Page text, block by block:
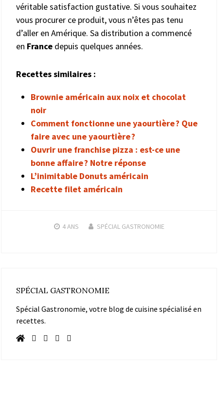
véritable satisfaction gustative. Si vous souhaitez
vous procurer ce produit, vous n’êtes pas tenu
d’aller en Amérique. Sa distribution a commencé
en France depuis quelques années.
Recettes similaires :
Brownie américain aux noix et chocolat
noir
Comment fonctionne une yaourtière ? Que
faire avec une yaourtière ?
Ouvrir une franchise pizza : est-ce une
bonne affaire ? Notre réponse
L’inimitable Donuts américain
Recette filet américain
4 ANS SPÉCIAL GASTRONOMIE
SPÉCIAL GASTRONOMIE
Spécial Gastronomie, votre blog de cuisine spécialisé en
recettes.